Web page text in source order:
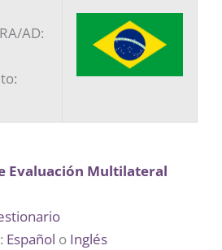
AD:
Evaluación Multilateral
Español o Inglés